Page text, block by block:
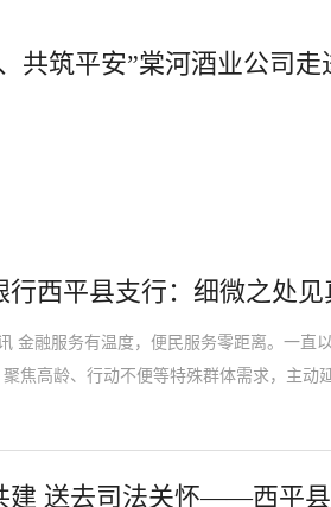
共筑平安”棠河酒业公司
行西平县支行：细微之处
融服务有温度，便民服务零距离。一直
聚焦高龄、行动不便等特殊群体需求，主动
建 送去司法关怀——西平